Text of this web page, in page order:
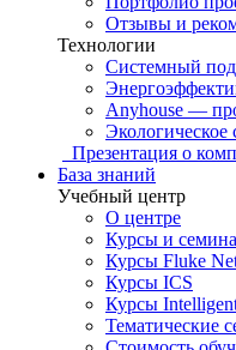
Отзывы и
Технологии
Системный
Anyhouse —
Экологическое
Презентация о
База знаний
Учебный центр
О центре
Курсы и
Курсы Fluke
Курсы ICS
Курсы
Тематические